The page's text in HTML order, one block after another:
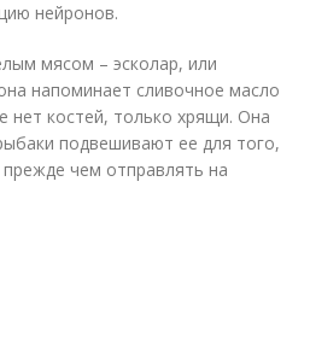
нейронов.
мясом – эсколар, или
напоминает сливочное масло
нет костей, только хрящи. Она
подвешивают ее для того,
чем отправлять на